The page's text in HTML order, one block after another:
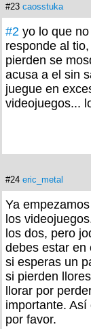
#23 caosstuka
#2 yo lo que
responde al
pierden se
acusa a el sin
juegue en
videojuegos...
#24 eric_metal
Ya
los
los dos, pero
debes estar en
si esperas un
si pierden
llorar por
importante.
por favor.